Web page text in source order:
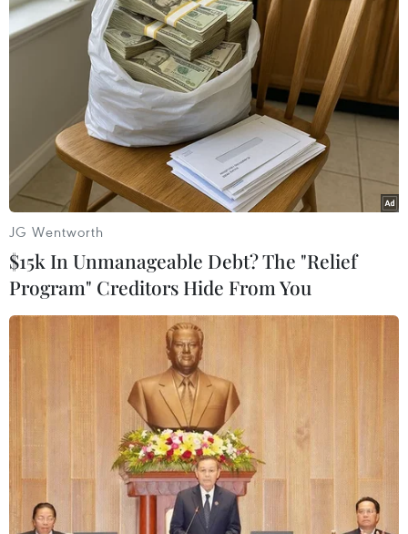
Với tổng chiều dài toàn tuyến là hơn 5km, dự án bao gồm xây
mới tuyến đường bộ trên cao và mở rộng tuyến đường dưới
thấp. (Ảnh: Tuấn Anh/TTXVN)
Đoạn tuyến trên cao toàn dự án bao gồm các hạng mục: cầu
chính (bề mặt 19m), cầu dẫn (bề mặt 7m) và các nhánh dẫn
kết nối với đường bên dưới tại 3 vị trí: cầu Vĩnh Tuy, Ngã Tư
Vọng và Ngã Tư Sở. (Ảnh: Tuấn Anh/TTXVN)
JG Wentworth
$15k In Unmanageable Debt? The "Relief
Program" Creditors Hide From You